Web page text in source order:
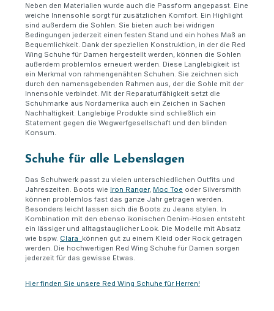
Neben den Materialien wurde auch die Passform angepasst. Eine
weiche Innensohle sorgt für zusätzlichen Komfort. Ein Highlight
sind außerdem die Sohlen. Sie bieten auch bei widrigen
Bedingungen jederzeit einen festen Stand und ein hohes Maß an
Bequemlichkeit. Dank der speziellen Konstruktion, in der die Red
Wing Schuhe für Damen hergestellt werden, können die Sohlen
außerdem problemlos erneuert werden. Diese Langlebigkeit ist
ein Merkmal von rahmengenähten Schuhen. Sie zeichnen sich
durch den namensgebenden Rahmen aus, der die Sohle mit der
Innensohle verbindet. Mit der Reparaturfähigkeit setzt die
Schuhmarke aus Nordamerika auch ein Zeichen in Sachen
Nachhaltigkeit. Langlebige Produkte sind schließlich ein
Statement gegen die Wegwerfgesellschaft und den blinden
Konsum.
Schuhe für alle Lebenslagen
Das Schuhwerk passt zu vielen unterschiedlichen Outfits und
Jahreszeiten. Boots wie Iron Ranger, Moc Toe oder Silversmith
können problemlos fast das ganze Jahr getragen werden.
Besonders leicht lassen sich die Boots zu Jeans stylen. In
Kombination mit den ebenso ikonischen Denim-Hosen entsteht
ein lässiger und alltagstauglicher Look. Die Modelle mit Absatz
wie bspw. Clara können gut zu einem Kleid oder Rock getragen
werden. Die hochwertigen Red Wing Schuhe für Damen sorgen
jederzeit für das gewisse Etwas.
Hier finden Sie unsere Red Wing Schuhe für Herren!